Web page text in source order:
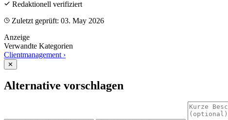
Redaktionell verifiziert
Zuletzt geprüft: 03. May 2026
Anzeige
Verwandte Kategorien
Clientmanagement ›
✕
Alternative vorschlagen